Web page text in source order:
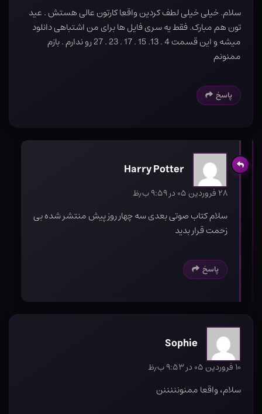
سلام. خیلی خیلی لطف کردین واقعا کارتون عالی هستش . عید
تون هم مبارک. فقط یه سری فایل ها برای من اشتباهی دانلود
میشه و این قسمت 4 . 13. 15 . 17 . 23 . 27 رو ندارم . بازم
ممنونم
پاسخ
Harry Potter
۲۸ فروردین ۰۵ در ۹:۵۹ ب٫ظ
سلام کتاب صوتی بعدی سه چهار روز پیش منتشر شده بی
زحمت قرار بدید
پاسخ
Sophie
۱۰ فروردین ۰۵ در ۹:۵۳ ب٫ظ
سلام، واقعا ممنونننننن